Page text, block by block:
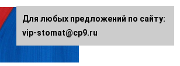
Для любых предложений по сайту:
vip-stomat@cp9.ru